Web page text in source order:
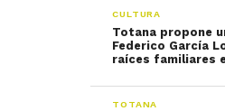
CULTURA
Totana propone
Federico García
raíces familiares
TOTANA